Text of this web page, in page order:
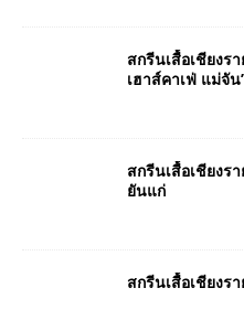
สกรีนเสื้อเชียงร
เฮาส์คาเฟ่ แม่จัน
สกรีนเสื้อเชียงร
ยันแก่
สกรีนเสื้อเชียงร